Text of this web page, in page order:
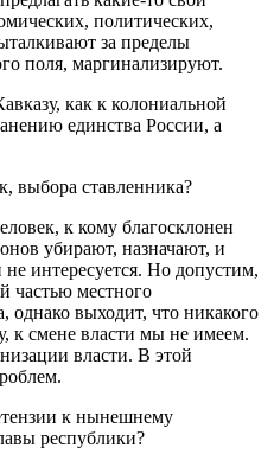
политических,
за пределы
поля, маргинализируют.
как к колониальной
единства России, а
выбора ставленника?
к кому благосклонен
убирают, назначают, и
интересуется. Но допустим,
частью местного
однако выходит, что никакого
к смене власти мы не имеем.
власти. В этой
к нынешнему
республики?